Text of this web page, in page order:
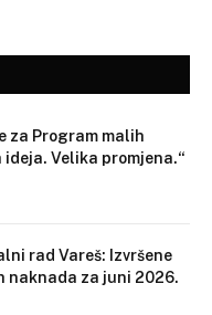
za Program malih
Velika promjena.“
rad Vareš: Izvršene
naknada za juni 2026.